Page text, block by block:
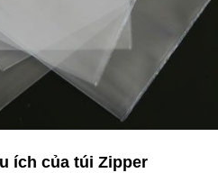
ích của túi Zipper